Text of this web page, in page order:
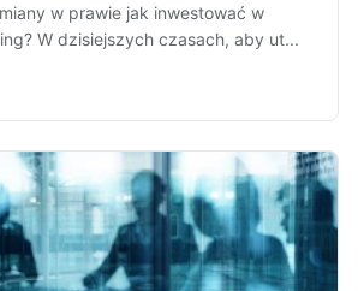
w prawie jak inwestować w
W dzisiejszych czasach, aby ut...